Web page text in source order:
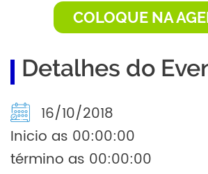
COLOQUE NA
Detalhes do
16/10/2018
Inicio as 00:00:00
término as 00:00:00